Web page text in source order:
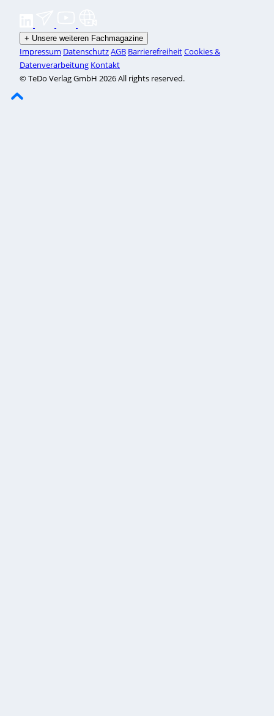
+ Unsere weiteren Fachmagazine
Impressum DatenschutzAGB BarrierefreiheitCookies &
Datenverarbeitung Kontakt
© TeDo Verlag GmbH 2026 All rights reserved.